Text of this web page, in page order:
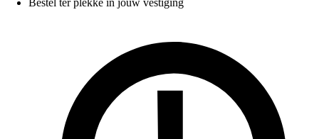
Bestel ter plekke in jouw vestiging